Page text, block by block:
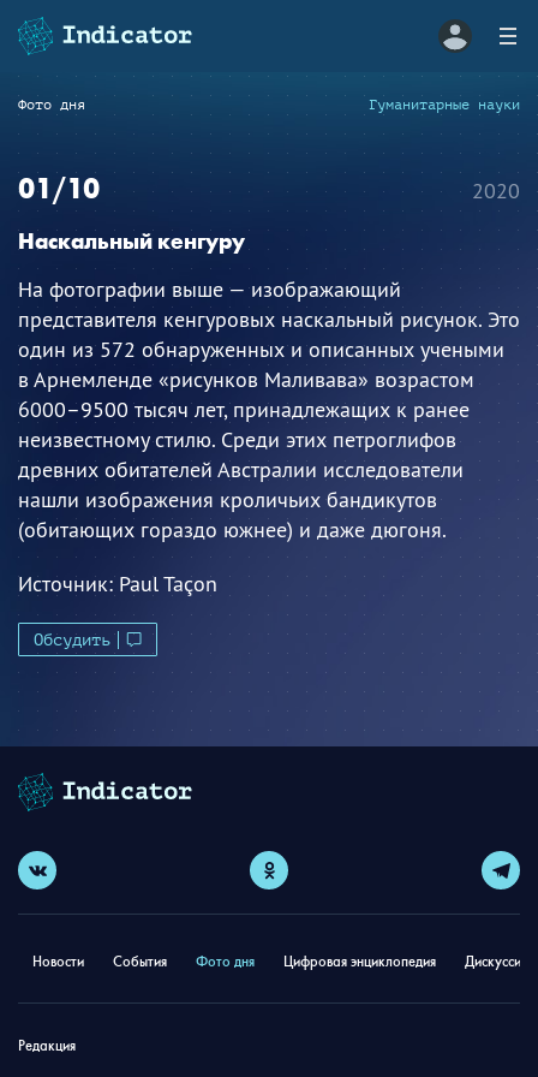
Фото дня Гуманитарные науки
01/10
Наскальный кенгуру
На фотографии выше — изображающий
представителя кенгуровых наскальный рисунок. Это
один из 572 обнаруженных и описанных учеными
в Арнемленде «рисунков Маливава» возрастом
6000–9500 тысяч лет, принадлежащих к ранее
неизвестному стилю. Среди этих петроглифов
древних обитателей Австралии исследователи
нашли изображения кроличьих бандикутов
(обитающих гораздо южнее) и даже дюгоня.
Источник:Paul Taçon
Обсудить
2020
Новости События Фото дня Цифровая энциклопедия
Редакция